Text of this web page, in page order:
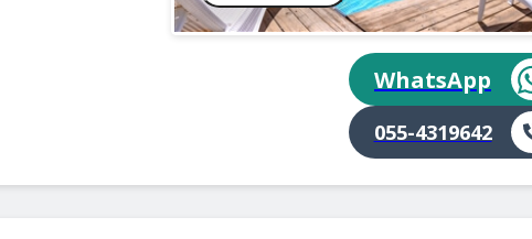
WhatsApp
055-4319642